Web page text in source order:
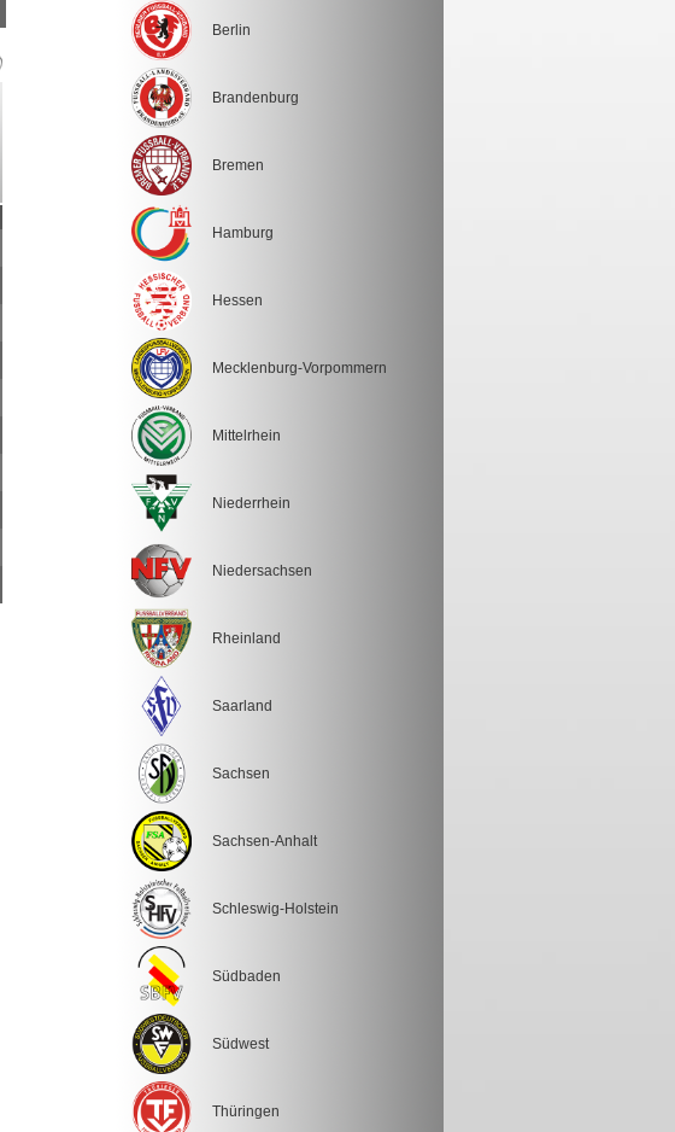
Berlin
Brandenburg
Bremen
Hamburg
Hessen
Mecklenburg-Vorpommern
Mittelrhein
Niederrhein
Niedersachsen
Rheinland
Saarland
Sachsen
Sachsen-Anhalt
Schleswig-Holstein
Südbaden
Südwest
Thüringen